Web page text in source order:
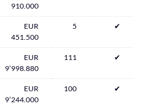
910.000
EUR
451.500
5 ✔
EUR
9’998.880
111 ✔
EUR
9’244.000
100 ✔